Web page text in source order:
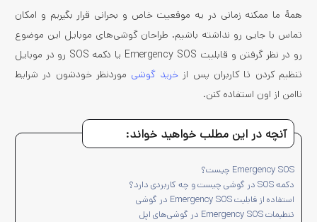
همۀ ما ممکنه زمانی در یه موقعیت خاص و بحرانی قرار بگیریم و امکان
تماس با جایی رو نداشته باشیم. طراحان گوشی‌های موبایل این موضوع
رو در نظر گرفتن و قابلیت Emergency SOS یا دکمه SOS رو در موبایل
تنظیم کردن تا کاربران پس ازخرید گوشی موردنظر خودشون در شرایط
ناامن از اون استفاده کنن.
آنچه در این مطلب خواهید خواند:
Emergency SOS چیست؟
دکمه SOS در گوشی چیست و چه کاربردی دارد؟
استفاده از قابلیت Emergency SOS در گوشی
تنطیمات Emergency SOS در گوشی‌های اپل